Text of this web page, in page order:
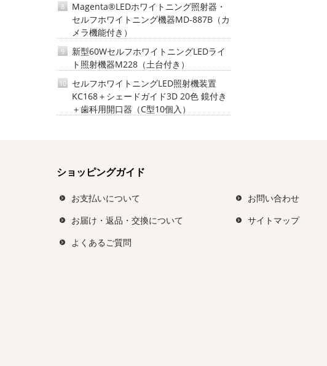
Magenta®LEDホワイトニング照射器・
セルフホワイトニング機器MD-887B（カ
メラ機能付き）
8
新型60WセルフホワイトニングLEDライ
ト照射機器M228（土台付き）
9
セルフホワイトニングLED照射機装置
KC168＋シェードガイド3D 20色 鏡付き
＋歯科用開口器（C型10個入）
10
ショッピングガイド
お支払いについて
お届け・返品・交換について
よくあるご質問
お問い合わせ
サイトマップ